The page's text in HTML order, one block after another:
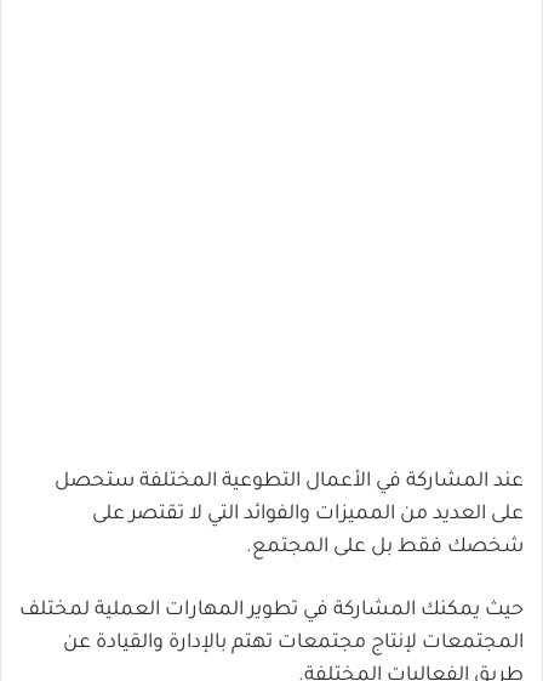
عند المشاركة في الأعمال التطوعية المختلفة ستحصل
على العديد من المميزات والفوائد التي لا تقتصر على
شخصك فقط بل على المجتمع.
حيث يمكنك المشاركة في تطوير المهارات العملية لمختلف
المجتمعات لإنتاج مجتمعات تهتم بالإدارة والقيادة عن
طريق الفعاليات المختلفة.